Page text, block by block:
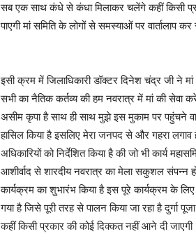
सब एक साथ कंधे से कंधा मिलाकर चलेंगे कहीं किसी
पाएगी मां समिति के लोगों से समस्याओं पर वार्तालाप
इसी क्रम में जिलाधिकारी डॉक्टर दिनेश चंद्र जी ने
सभी का नैतिक कर्तव्य की हम नवरात्र में मां की सेवा
असीम कृपा है साथ ही साथ मुझे इस मुकाम पर पहुंचने
हासिल किया है इसलिए मेरा जनपद से और गहरा लगाव
अधिकारियों को निर्देशित किया है की जो भी कार्य
आशीर्वाद से शारदीय नवरात्र का मेला सकुशल संपन्न
कार्यक्रम का शुभारंभ किया है इस पूरे कार्यक्रम के लिए
गया है जिसे पूरी तरह से पालन किया जा रहा है दुर्गा
कहीं किसी प्रकार की कोई दिक्कत नहीं आने दी